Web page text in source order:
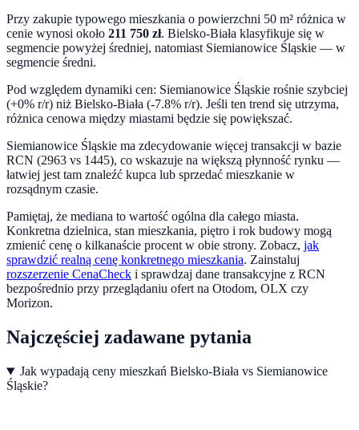
Przy zakupie typowego mieszkania o powierzchni 50 m² różnica w
cenie wynosi około 211 750 zł. Bielsko-Biała klasyfikuje się w
segmencie powyżej średniej, natomiast Siemianowice Śląskie — w
segmencie średni.
Pod względem dynamiki cen: Siemianowice Śląskie rośnie szybciej
(+0% r/r) niż Bielsko-Biała (-7.8% r/r). Jeśli ten trend się utrzyma,
różnica cenowa między miastami będzie się powiększać.
Siemianowice Śląskie ma zdecydowanie więcej transakcji w bazie
RCN (2963 vs 1445), co wskazuje na większą płynność rynku —
łatwiej jest tam znaleźć kupca lub sprzedać mieszkanie w
rozsądnym czasie.
Pamiętaj, że mediana to wartość ogólna dla całego miasta.
Konkretna dzielnica, stan mieszkania, piętro i rok budowy mogą
zmienić cenę o kilkanaście procent w obie strony. Zobacz, jak
sprawdzić realną cenę konkretnego mieszkania. Zainstaluj
rozszerzenie CenaCheck i sprawdzaj dane transakcyjne z RCN
bezpośrednio przy przeglądaniu ofert na Otodom, OLX czy
Morizon.
Najczęściej zadawane pytania
Jak wypadają ceny mieszkań Bielsko-Biała vs Siemianowice
Śląskie?